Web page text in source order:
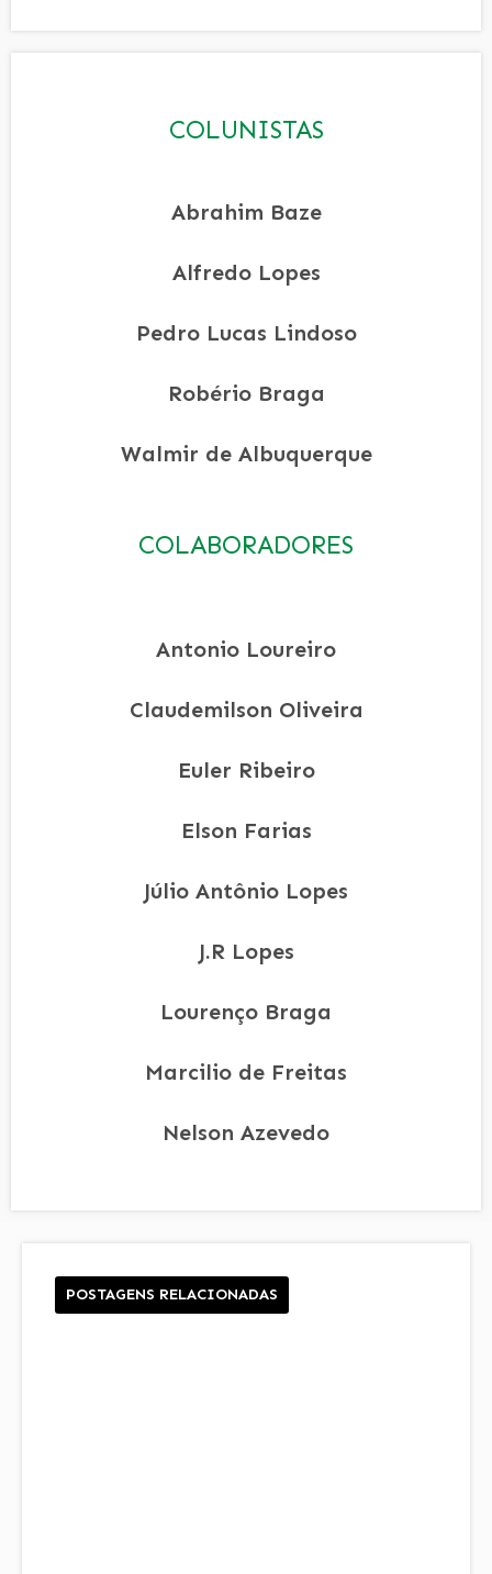
COLUNISTAS
Abrahim Baze
Alfredo Lopes
Pedro Lucas Lindoso
Robério Braga
Walmir de Albuquerque
COLABORADORES
Antonio Loureiro
Claudemilson Oliveira
Euler Ribeiro
Elson Farias
Júlio Antônio Lopes
J.R Lopes
Lourenço Braga
Marcilio de Freitas
Nelson Azevedo
POSTAGENS RELACIONADAS